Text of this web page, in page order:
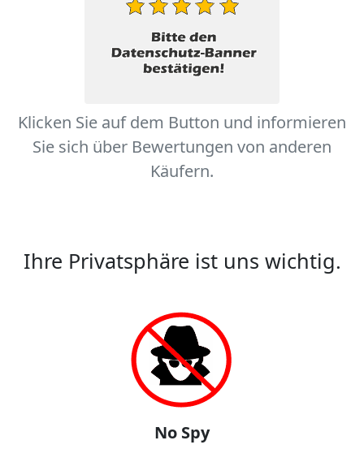
Klicken Sie auf dem Button und informieren
Sie sich über Bewertungen von anderen
Käufern.
Ihre Privatsphäre ist uns wichtig.
No Spy